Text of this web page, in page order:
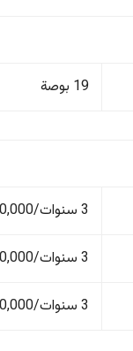
19 بوصة
3 سنوات/100,000 كم
3 سنوات/100,000 كم
3 سنوات/100,000 كم